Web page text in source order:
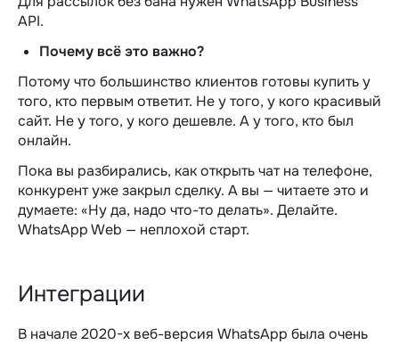
API.
Почему всё это важно?
Потому что большинство клиентов готовы купить у
того, кто первым ответит. Не у того, у кого красивый
сайт. Не у того, у кого дешевле. А у того, кто был
онлайн.
Пока вы разбирались, как открыть чат на телефоне,
конкурент уже закрыл сделку. А вы — читаете это и
думаете: «Ну да, надо что-то делать». Делайте.
WhatsApp Web — неплохой старт.
Интеграции
В начале 2020-х веб-версия WhatsApp была очень